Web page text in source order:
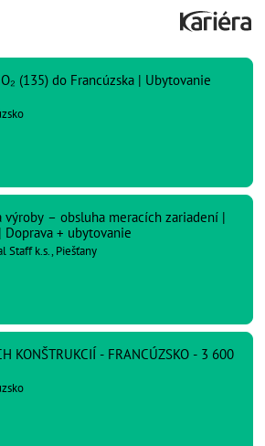
(135) do Francúzska | Ubytovanie
– obsluha meracích zariadení |
+ ubytovanie
Staff k.s., Piešťany
KONŠTRUKCIÍ - FRANCÚZSKO - 3 600